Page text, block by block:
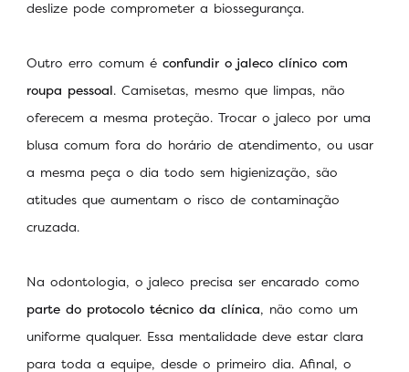
deslize pode comprometer a biossegurança.
Outro erro comum é confundir o jaleco clínico com
roupa pessoal. Camisetas, mesmo que limpas, não
oferecem a mesma proteção. Trocar o jaleco por uma
blusa comum fora do horário de atendimento, ou usar
a mesma peça o dia todo sem higienização, são
atitudes que aumentam o risco de contaminação
cruzada.
Na odontologia, o jaleco precisa ser encarado como
parte do protocolo técnico da clínica, não como um
uniforme qualquer. Essa mentalidade deve estar clara
para toda a equipe, desde o primeiro dia. Afinal, o